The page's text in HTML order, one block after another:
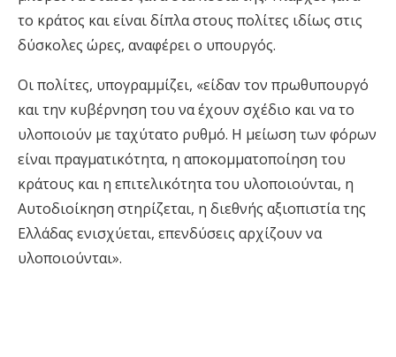
το κράτος και είναι δίπλα στους πολίτες ιδίως στις
δύσκολες ώρες, αναφέρει ο υπουργός.
Οι πολίτες, υπογραμμίζει, «είδαν τον πρωθυπουργό
και την κυβέρνηση του να έχουν σχέδιο και να το
υλοποιούν με ταχύτατο ρυθμό. Η μείωση των φόρων
είναι πραγματικότητα, η αποκομματοποίηση του
κράτους και η επιτελικότητα του υλοποιούνται, η
Αυτοδιοίκηση στηρίζεται, η διεθνής αξιοπιστία της
Ελλάδας ενισχύεται, επενδύσεις αρχίζουν να
υλοποιούνται».